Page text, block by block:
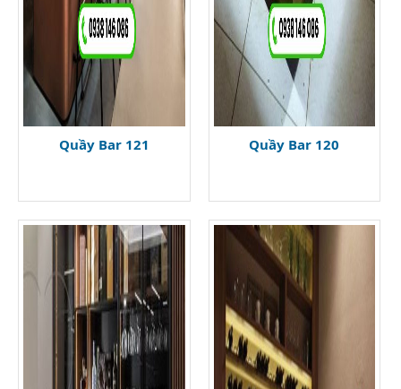
Quầy Bar 121 Quầy Bar 120